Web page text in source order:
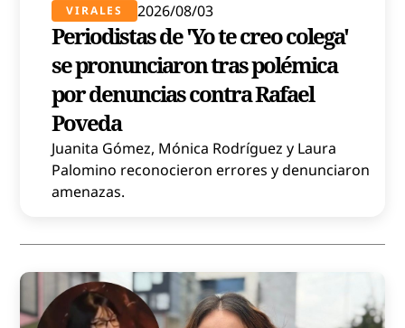
VIRALES 2026/08/03
Periodistas de 'Yo te creo colega'
se pronunciaron tras polémica
por denuncias contra Rafael
Poveda
Juanita Gómez, Mónica Rodríguez y Laura
Palomino reconocieron errores y denunciaron
amenazas.